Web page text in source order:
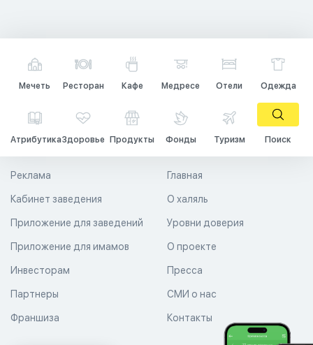
Мечеть Ресторан Кафе Медресе Отели Одежда
АтрибутикаЗдоровье Продукты Фонды Туризм Поиск
Главная
О халяль
Уровни доверия
Реклама
Кабинет заведения
Приложение для заведений
Приложение для имамов О проекте
Пресса
СМИ о нас
Контакты
Инвесторам
Партнеры
Франшиза